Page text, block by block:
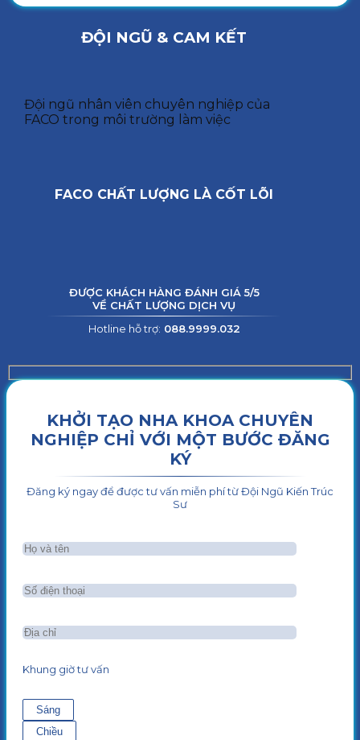
ĐỘI NGŨ & CAM KẾT
Đội ngũ nhân viên chuyên nghiệp của
FACO trong môi trường làm việc
FACO CHẤT LƯỢNG LÀ CỐT LÕI
ĐƯỢC KHÁCH HÀNG ĐÁNH GIÁ 5/5
VỀ CHẤT LƯỢNG DỊCH VỤ
Hotline hỗ trợ: 088.9999.032
KHỞI TẠO NHA KHOA CHUYÊN
NGHIỆP CHỈ VỚI MỘT BƯỚC ĐĂNG
KÝ
Đăng ký ngay để được tư vấn miễn phí từ Đội Ngũ Kiến Trúc
Sư
Khung giờ tư vấn
Sáng
Chiều